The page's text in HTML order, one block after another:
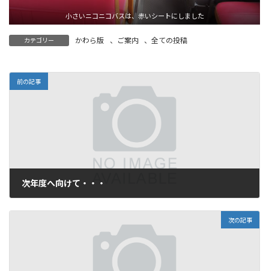
小さいニコニコバスは、赤いシートにしました
カテゴリー かわら版 、 ご案内 、全ての投稿
前の記事
次年度へ向けて・・・
次の記事